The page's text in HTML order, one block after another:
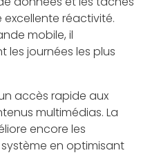
réactivité.
mobile, il
journées les plus
accès rapide aux
multimédias. La
encore les
en optimisant